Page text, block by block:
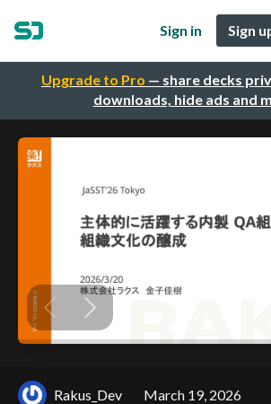
Upgrade to Pro — share decks
downloads, hide ads and
Sign in Sign
Rakus_Dev March 19, 2026